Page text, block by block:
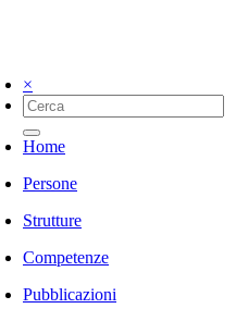
×
Home
Persone
Strutture
Competenze
Pubblicazioni